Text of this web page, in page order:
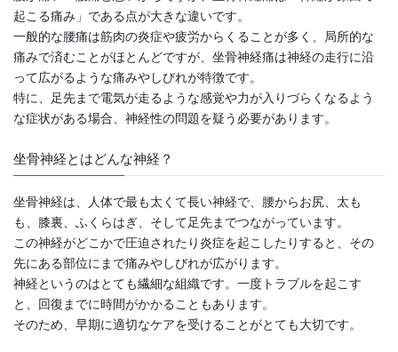
起こる痛み」である点が大きな違いです。
一般的な腰痛は筋肉の炎症や疲労からくることが多く、局所的な
痛みで済むことがほとんどですが、坐骨神経痛は神経の走行に沿
って広がるような痛みやしびれが特徴です。
特に、足先まで電気が走るような感覚や力が入りづらくなるよう
な症状がある場合、神経性の問題を疑う必要があります。
坐骨神経とはどんな神経？
坐骨神経は、人体で最も太くて長い神経で、腰からお尻、太も
も、膝裏、ふくらはぎ、そして足先までつながっています。
この神経がどこかで圧迫されたり炎症を起こしたりすると、その
先にある部位にまで痛みやしびれが広がります。
神経というのはとても繊細な組織です。一度トラブルを起こす
と、回復までに時間がかかることもあります。
そのため、早期に適切なケアを受けることがとても大切です。